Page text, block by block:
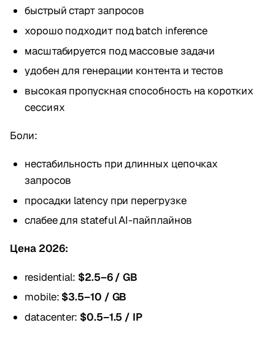
быстрый старт запросов
хорошо подходит под batch inference
масштабируется под массовые задачи
удобен для генерации контента и тестов
высокая пропускная способность на коротких
сессиях
Боли:
нестабильность при длинных цепочках
запросов
просадки latency при перегрузке
слабее для stateful AI-пайплайнов
Цена 2026:
residential: $2.5–6 / GB
mobile: $3.5–10 / GB
datacenter: $0.5–1.5 / IP